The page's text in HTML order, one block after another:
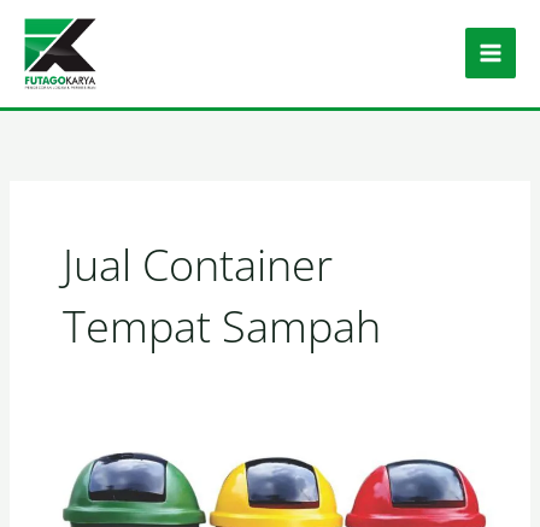
Skip to content
Jual Container
Tempat Sampah
Jual Tempat Sampah Harga Lebih Murah